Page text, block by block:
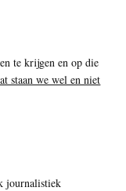
te krijgen en op die
staan we wel en niet
journalistiek